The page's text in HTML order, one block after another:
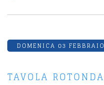
DOMENICA 03
TAVOLA